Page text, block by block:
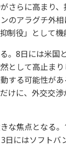
さらに高まり
のアラグチ外
制役」として
。8日には米
として高止ま
する可能性が
けに、外交交
な焦点となる
日にはソフトバ